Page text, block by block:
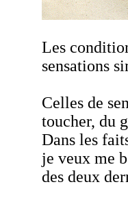
Les
sensations
Celles de
toucher, du
Dans les
je veux me
des deux